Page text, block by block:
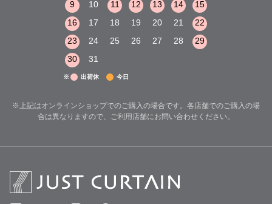
9
10 11 12 13 14
15
16
17 18 19 20 21
22
23
24 25 26 27 28
29
30
31
※ 出荷休 今日
※上記はオンラインショップでのご購入の場合です。各店舗でのご購入の場
合は異なりますので、ご利用店舗にお問い合わせください。